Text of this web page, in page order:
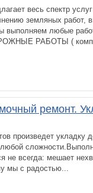
весь спектр услуг
земляных работ,
выполняем любые
РАБОТЫ (
ремонт.
произведет укладку
не всегда: мешает
мы с радостью...